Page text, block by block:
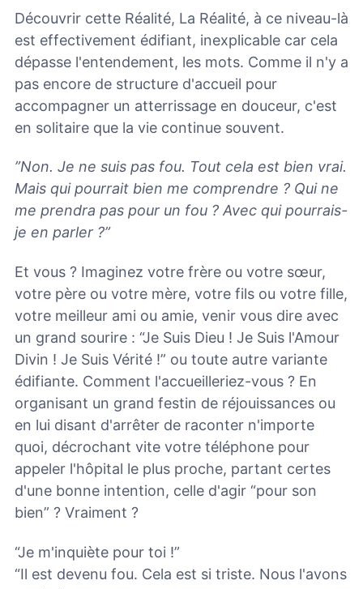
Découvrir cette Réalité, La Réalité, à ce niveau-là
est effectivement édifiant, inexplicable car cela
dépasse l'entendement, les mots. Comme il n'y a
pas encore de structure d'accueil pour
accompagner un atterrissage en douceur, c'est
en solitaire que la vie continue souvent.
”Non. Je ne suis pas fou. Tout cela est bien vrai.
Mais qui pourrait bien me comprendre ? Qui ne
me prendra pas pour un fou ? Avec qui pourrais-
je en parler ?”
Et vous ? Imaginez votre frère ou votre sœur,
votre père ou votre mère, votre fils ou votre fille,
votre meilleur ami ou amie, venir vous dire avec
un grand sourire : “Je Suis Dieu ! Je Suis l'Amour
Divin ! Je Suis Vérité !” ou toute autre variante
édifiante. Comment l'accueilleriez-vous ? En
organisant un grand festin de réjouissances ou
en lui disant d'arrêter de raconter n'importe
quoi, décrochant vite votre téléphone pour
appeler l'hôpital le plus proche, partant certes
d'une bonne intention, celle d'agir “pour son
bien” ? Vraiment ?
“Je m'inquiète pour toi !”
“Il est devenu fou. Cela est si triste. Nous l'avons